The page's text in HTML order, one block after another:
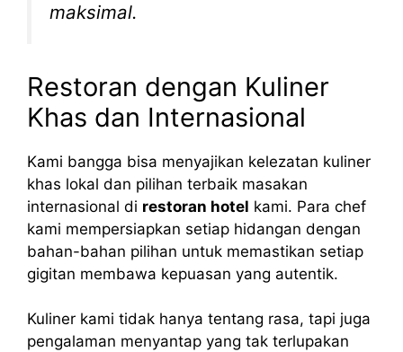
maksimal.
Restoran dengan Kuliner
Khas dan Internasional
Kami bangga bisa menyajikan kelezatan kuliner
khas lokal dan pilihan terbaik masakan
internasional di restoran hotel kami. Para chef
kami mempersiapkan setiap hidangan dengan
bahan-bahan pilihan untuk memastikan setiap
gigitan membawa kepuasan yang autentik.
Kuliner kami tidak hanya tentang rasa, tapi juga
pengalaman menyantap yang tak terlupakan